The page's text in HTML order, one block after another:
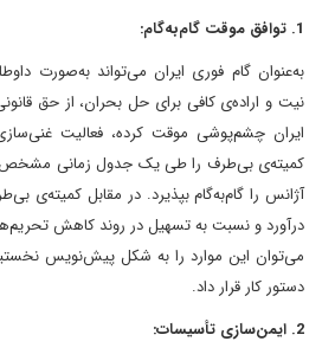
1. توافق موقت گام‌به‌گام:
به‌عنوان گام فوری ایران می‌تواند به‌صورت
نیت و اراده‌ی کافی برای حل بحران، از حق
ایران چشم‌پوشی موقت کرده، فعالیت
کمیته‌ی بی‌طرف را طی یک جدول زمانی
آژانس را گام‌به‌گام بپذیرد. در مقابل کمیته‌ی
درآورد و نسبت به تسهیل در روند کاهش
می‌توان این موارد را به شکل پیش‌نویس
دستور کار قرار داد.
2. ایمن‌سازی تأسیسات: